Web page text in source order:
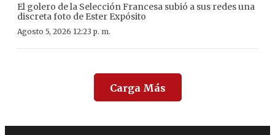
El golero de la Selección Francesa subió a sus redes una
discreta foto de Ester Expósito
Agosto 5, 2026 12:23 p. m.
Carga Más